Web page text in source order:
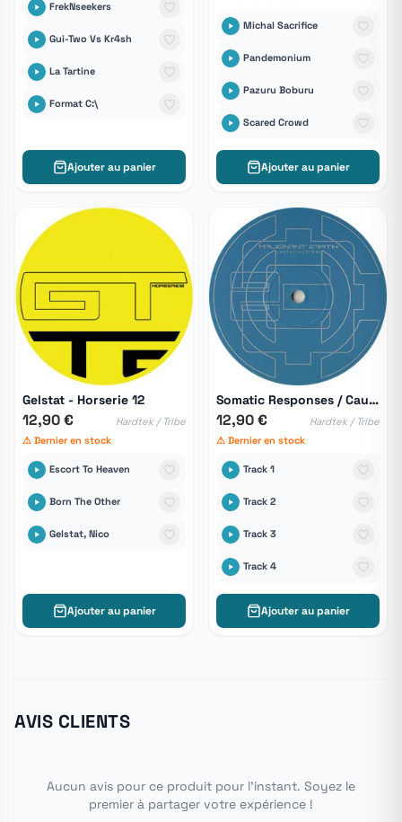
FrekNseekers
Gui-Two Vs Kr4sh
La Tartine
Format C:\
Ajouter au panier
Michal Sacrifice
Pandemonium
Pazuru Boburu
Scared Crowd
Ajouter au panier
Gelstat - Horserie 12
12,90 €
Hardtek / Tribe
⚠ Dernier en stock
Escort To Heaven
Born The Other
Gelstat, Nico
Ajouter au panier
Somatic Responses / Caustic Visions
12,90 €
Hardtek / Tribe
⚠ Dernier en stock
Track 1
Track 2
Track 3
Track 4
Ajouter au panier
AVIS CLIENTS
Aucun avis pour ce produit pour l'instant. Soyez le
premier à partager votre expérience !